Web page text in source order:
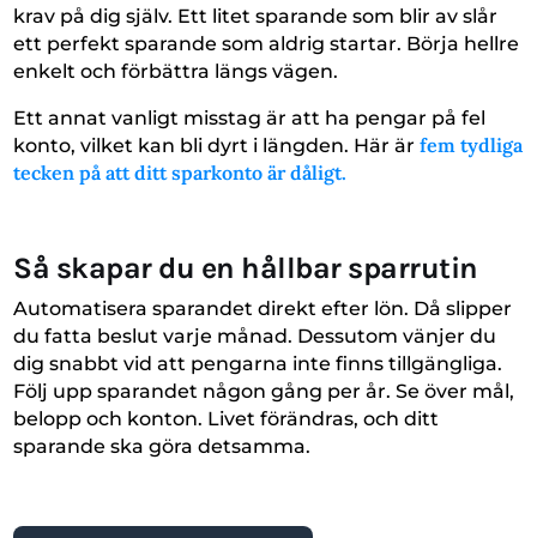
krav på dig själv. Ett litet sparande som blir av slår
ett perfekt sparande som aldrig startar. Börja hellre
enkelt och förbättra längs vägen.
Ett annat vanligt misstag är att ha pengar på fel
konto, vilket kan bli dyrt i längden. Här ärfem tydliga
tecken på att ditt sparkonto är dåligt.
Så skapar du en hållbar sparrutin
Automatisera sparandet direkt efter lön. Då slipper
du fatta beslut varje månad. Dessutom vänjer du
dig snabbt vid att pengarna inte finns tillgängliga.
Följ upp sparandet någon gång per år. Se över mål,
belopp och konton. Livet förändras, och ditt
sparande ska göra detsamma.